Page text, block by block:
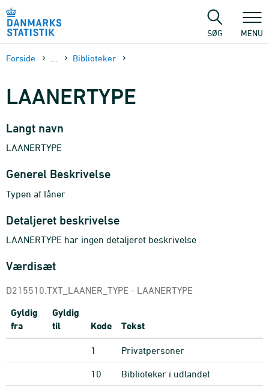
sidens
SØG MENU
Forside Biblioteker
LAANERTYPE
Langt navn
LAANERTYPE
Generel Beskrivelse
Typen af låner
Detaljeret beskrivelse
LAANERTYPE har ingen detaljeret beskrivelse
Værdisæt
D215510.TXT_LAANER_TYPE - LAANERTYPE
Gyldig
fra
Gyldig
til
Kode Tekst
1 Privatpersoner
10 Biblioteker i udlandet